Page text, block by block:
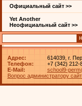
Официальный сайт >>
Yet Another
Неофициальный сайт >>
Адрес:
614039, г.
Телефон:
+7 (342) 212-
E-Mail:
school9-
Вопрос администратору